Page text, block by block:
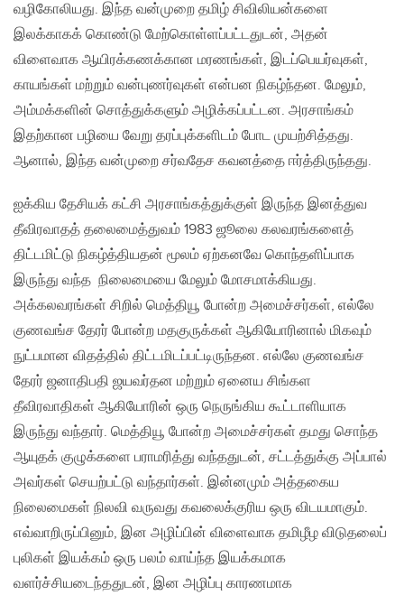
வழிகோலியது. இந்த வன்முறை தமிழ் சிவிலியன்களை
இலக்காகக் கொண்டு மேற்கொள்ளப்பட்டதுடன், அதன்
விளைவாக ஆயிரக்கணக்கான மரணங்கள், இடப்பெயர்வுகள்,
காயங்கள் மற்றும் வன்புணர்வுகள் என்பன நிகழ்ந்தன. மேலும்,
அம்மக்களின் சொத்துக்களும் அழிக்கப்பட்டன. அரசாங்கம்
இதற்கான பழியை வேறு தரப்புக்களிடம் போட முயற்சித்தது.
ஆனால், இந்த வன்முறை சர்வதேச கவனத்தை ஈர்த்திருந்தது.
ஐக்கிய தேசியக் கட்சி அரசாங்கத்துக்குள் இருந்த இனத்துவ
தீவிரவாதத் தலைமைத்துவம் 1983 ஜூலை கலவரங்களைத்
திட்டமிட்டு நிகழ்த்தியதன் மூலம் ஏற்கனவே கொந்தளிப்பாக
இருந்து வந்த நிலைமையை மேலும் மோசமாக்கியது.
அக்கலவரங்கள் சிறில் மெத்தியூ போன்ற அமைச்சர்கள், எல்லே
குணவங்ச தேரர் போன்ற மதகுருக்கள் ஆகியோரினால் மிகவும்
நுட்பமான விதத்தில் திட்டமிடப்பட்டிருந்தன. எல்லே குணவங்ச
தேரர் ஜனாதிபதி ஜயவர்தன மற்றும் ஏனைய சிங்கள
தீவிரவாதிகள் ஆகியோரின் ஒரு நெருங்கிய கூட்டாளியாக
இருந்து வந்தார். மெத்தியூ போன்ற அமைச்சர்கள் தமது சொந்த
ஆயுதக் குழுக்களை பராமரித்து வந்ததுடன், சட்டத்துக்கு அப்பால்
அவர்கள் செயற்பட்டு வந்தார்கள். இன்னமும் அத்தகைய
நிலைமைகள் நிலவி வருவது கவலைக்குரிய ஒரு விடயமாகும்.
எவ்வாறிருப்பினும், இன அழிப்பின் விளைவாக தமிழீழ விடுதலைப்
புலிகள் இயக்கம் ஒரு பலம் வாய்ந்த இயக்கமாக
வளர்ச்சியடைந்ததுடன், இன அழிப்பு காரணமாக